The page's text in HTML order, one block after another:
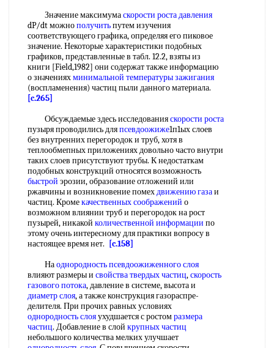
Значение максимумаскорости ростадавления
dP/dt можнополучитьпутем изучения
соответствующего графика, определяя его пиковое
значение. Некоторые характеристики подобных
графиков, представленные в табл. 12.2, взяты из
книги [Field,1982] они содержат также информацию
о значенияхминимальной температуры зажигания
(воспламенения) частиц пыли данного материала.
[c.265]
Обсуждаемые здесь исследованияскорости роста
пузыря проводились дляпсевдоожиже1п1ых слоев
без внутренних перегородок и труб, хотя в
теплообмепных приложениях довольно часто внутри
таких слоев присутствуют трубы. К недостаткам
подобных конструкций относятся возможность
быстрой эрозии, образование отложений или
ржавчины и возникновение помехдвижению газаи
частиц. Кромекачественных соображений о
возможном влиянии труб и перегородок на рост
пузырей, никакой количественной информации по
этому очень интересному для практики вопросу в
настоящее время нет.
[c.158]
Наоднородность псевдоожиженного слоя
влияют размеры и свойства твердых частиц,скорость
газового потока, давление в системе, высота и
диаметр слоя, а также конструкция газораспре-
делителя. При прочих равных условиях
однородность слояухудшается с ростомразмера
частиц. Добавление в слой крупных частиц
небольшого количества мелких улучшает